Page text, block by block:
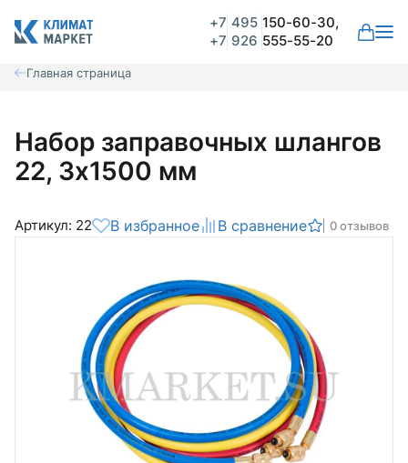
+7 495 150-60-30,
+7 926 555-55-20
Главная страница
Набор заправочных шлангов
22, 3х1500 мм
Артикул: 22 В избранное В сравнение 0 отзывов
Комментарий
Вероятно ранее вы уже совершали
покупки на нашем сайте и ваш аккаунт
был создан автоматически.
Для оформления заказа необходимо
войти в личный кабинет.